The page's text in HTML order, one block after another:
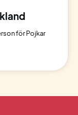
för Pojkar